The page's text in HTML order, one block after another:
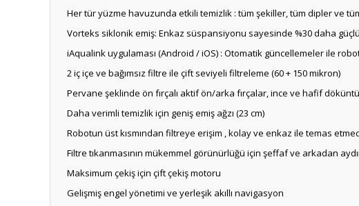
Her tür yüzme havuzunda etkili temizlik : tüm şekiller, tüm dipler ve
Vorteks siklonik emiş: Enkaz süspansiyonu sayesinde %30 daha
iAqualink uygulaması (Android / iOS) : Otomatik güncellemeler ile
2 iç içe ve bağımsız filtre ile çift seviyeli filtreleme (60 + 150 mikron)
Pervane şeklinde ön fırçalı aktif ön/arka fırçalar, ince ve hafif
Daha verimli temizlik için geniş emiş ağzı (23 cm)
Robotun üst kısmından filtreye erişim , kolay ve enkaz ile temas
Filtre tıkanmasının mükemmel görünürlüğü için şeffaf ve arkadan
Maksimum çekiş için çift çekiş motoru
Gelişmiş engel yönetimi ve yerleşik akıllı navigasyon